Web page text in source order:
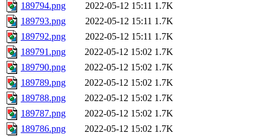
189794.png
2022-05-12 15:11 1.7K
189793.png
2022-05-12 15:11 1.7K
189792.png
2022-05-12 15:11 1.7K
189791.png
2022-05-12 15:02 1.7K
189790.png
2022-05-12 15:02 1.7K
189789.png
2022-05-12 15:02 1.7K
189788.png
2022-05-12 15:02 1.7K
189787.png
2022-05-12 15:02 1.7K
189786.png
2022-05-12 15:02 1.7K